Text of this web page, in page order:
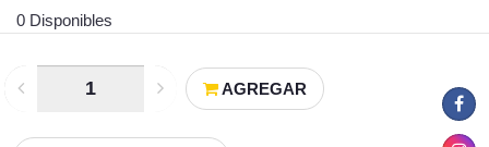
0 Disponibles
AGREGAR